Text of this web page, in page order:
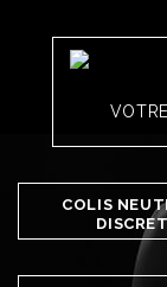
COLIS
DISCRET